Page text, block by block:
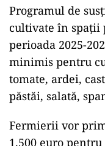
Programul de
cultivate în spații
perioada 2025-
minimis pentru
tomate, ardei,
păstăi, salată,
Fermierii vor
1.500 euro